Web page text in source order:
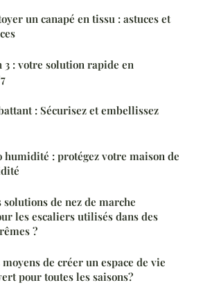
un canapé en tissu : astuces et
: votre solution rapide en
: Sécurisez et embellissez
humidité : protégez votre maison de
de nez de marche
les escaliers utilisés dans des
?
de créer un espace de vie
pour toutes les saisons?